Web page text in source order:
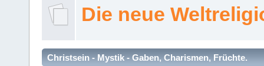
Die neue
Christsein - Mystik - Gaben, Charismen, Früchte.